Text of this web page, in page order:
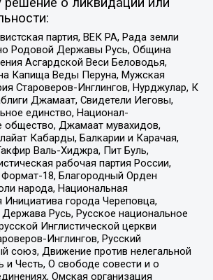
партия, ВЕК РА, Рада земли
Родовой Державы Русь, Община
Асгардской Веси Беловодья,
Капища Веды Перуна, Мужская
Староверов-Инглингов, Нурджулар, К
Джамаат, Свидетели Иеговы,
единство, Национал-
общество, Джамаат мувахидов,
Кабарды, Балкарии и Карачая,
Валь-Хиджра, Пит Буль,
рабочая партия России,
18, Благородный Орден
народа, Национальная
Инициатива города Череповца,
Русь, Русское национальное
Инглистической церкви
Инглингов, Русский
союз, Движение против нелегальной
и Честь, О свободе совести и о
Омская организация